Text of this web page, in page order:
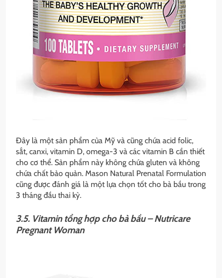
Đây là một sản phẩm của Mỹ và cũng chứa acid folic,
sắt, canxi, vitamin D, omega-3 và các vitamin B cần thiết
cho cơ thể. Sản phẩm này không chứa gluten và không
chứa chất bảo quản. Mason Natural Prenatal Formulation
cũng được đánh giá là một lựa chọn tốt cho bà bầu trong
3 tháng đầu thai kỳ.
3.5. Vitamin tổng hợp cho bà bầu – Nutricare
Pregnant Woman